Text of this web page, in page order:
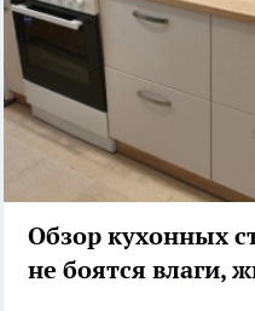
Обзор кухонных
не боятся влаги,